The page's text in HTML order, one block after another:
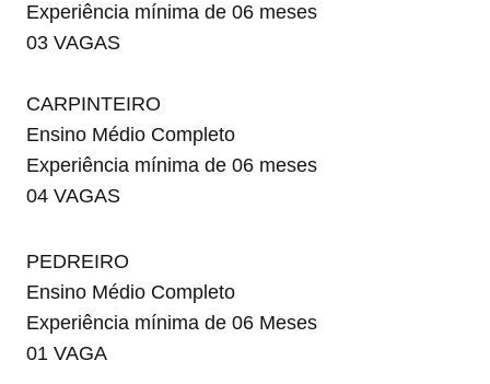
Experiência mínima de 06 meses
03 VAGAS
CARPINTEIRO
Ensino Médio Completo
Experiência mínima de 06 meses
04 VAGAS
PEDREIRO
Ensino Médio Completo
Experiência mínima de 06 Meses
01 VAGA